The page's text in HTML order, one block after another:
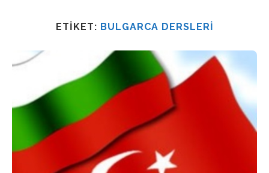
ETIKET: BULGARCA DERSLERI